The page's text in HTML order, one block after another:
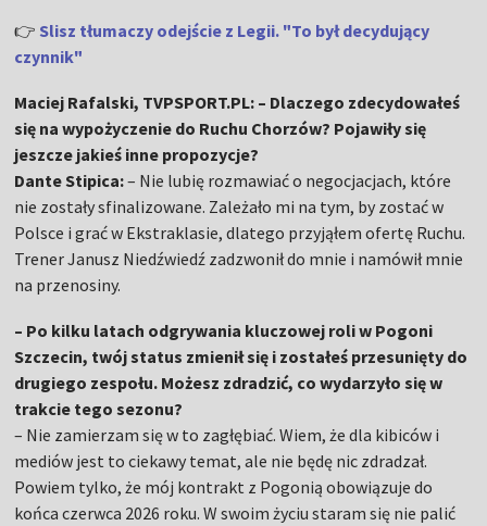
👉 Slisz tłumaczy odejście z Legii. "To był decydujący
czynnik"
Maciej Rafalski, TVPSPORT.PL: – Dlaczego zdecydowałeś
się na wypożyczenie do Ruchu Chorzów? Pojawiły się
jeszcze jakieś inne propozycje?
Dante Stipica:– Nie lubię rozmawiać o negocjacjach, które
nie zostały sfinalizowane. Zależało mi na tym, by zostać w
Polsce i grać w Ekstraklasie, dlatego przyjąłem ofertę Ruchu.
Trener Janusz Niedźwiedź zadzwonił do mnie i namówił mnie
na przenosiny.
– Po kilku latach odgrywania kluczowej roli w Pogoni
Szczecin, twój status zmienił się i zostałeś przesunięty do
drugiego zespołu. Możesz zdradzić, co wydarzyło się w
trakcie tego sezonu?
– Nie zamierzam się w to zagłębiać. Wiem, że dla kibiców i
mediów jest to ciekawy temat, ale nie będę nic zdradzał.
Powiem tylko, że mój kontrakt z Pogonią obowiązuje do
końca czerwca 2026 roku. W swoim życiu staram się nie palić